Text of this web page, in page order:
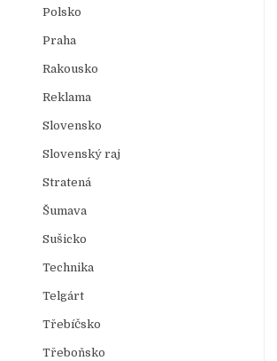
Polsko
Praha
Rakousko
Reklama
Slovensko
Slovenský raj
Stratená
Šumava
Sušicko
Technika
Telgárt
Třebíčsko
Třeboňsko